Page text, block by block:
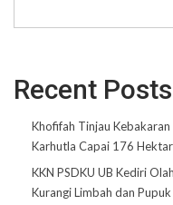
Recent Posts
Khofifah Tinjau
Karhutla Capai 176 Hektar
KKN PSDKU UB Kediri
Kurangi Limbah dan